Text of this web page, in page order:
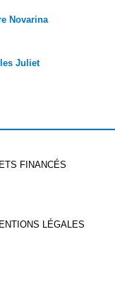
Novarina
Juliet
FINANCÉS
LÉGALES